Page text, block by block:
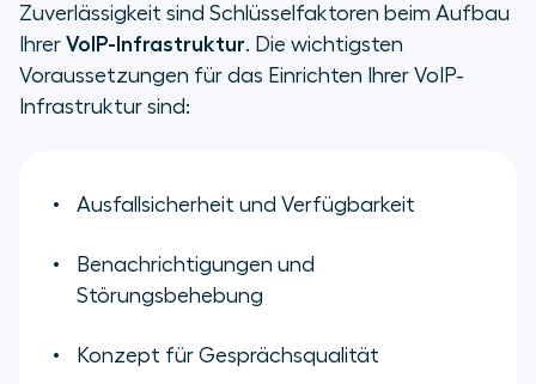
Zuverlässigkeit sind Schlüsselfaktoren beim Aufbau
Ihrer VoIP-Infrastruktur. Die wichtigsten
Voraussetzungen für das Einrichten Ihrer VoIP-
Infrastruktur sind:
Ausfallsicherheit und Verfügbarkeit
Benachrichtigungen und
Störungsbehebung
Konzept für Gesprächsqualität